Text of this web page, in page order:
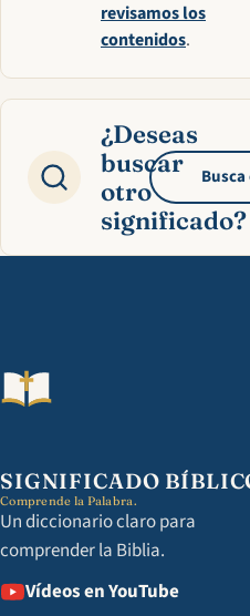
revisamos los
contenidos.
¿Deseas
buscar
otro
significado?
SIGNIFICADO
Comprende la Palabra.
Un diccionario claro para
comprender la Biblia.
Vídeos en YouTube